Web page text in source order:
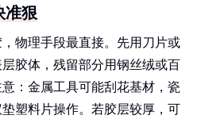
准狠
物理手段最直接。先用刀片或
胶体，残留部分用钢丝绒或百
：金属工具可能刮花基材，瓷
塑料片操作。若胶层较厚，可